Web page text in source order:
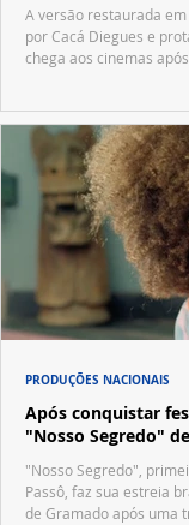
A versão restaurada
por Cacá Diegues e
chega aos cinemas
Após conquistar
"Nosso Segredo"
"Nosso Segredo",
Passô, faz sua estreia
de Gramado após uma
PRODUÇÕES NACIONAIS